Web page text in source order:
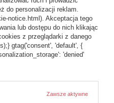
na kawę Dr.Bacty
- Oda do młodości - 360
Blue
do personalizacji reklam.
notice.html). Akceptacja tego
lub dostępu do nich klikając
z przeglądarki z danego
gtag('consent', 'default', {
'denied'
Zawsze aktywne